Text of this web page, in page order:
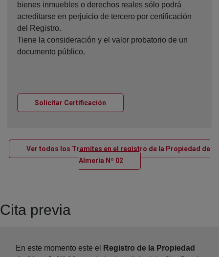
bienes inmuebles o derechos reales sólo podrá
acreditarse en perjuicio de tercero por certificación
del Registro.
Tiene la consideración y el valor probatorio de un
documento público.
Solicitar Certificación
Ver todos los Tramites en el registro de la Propiedad de
Almería Nº 02Ventana nueva
Cita previa
En este momento este el
Registro de la Propiedad